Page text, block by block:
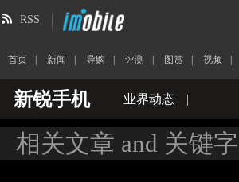
RSS
首页 新闻 导购 评测 图赏 视频
新锐手机 业界动态 |
相关文章 and 关键字